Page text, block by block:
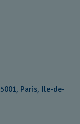
Paris, Ile-de-